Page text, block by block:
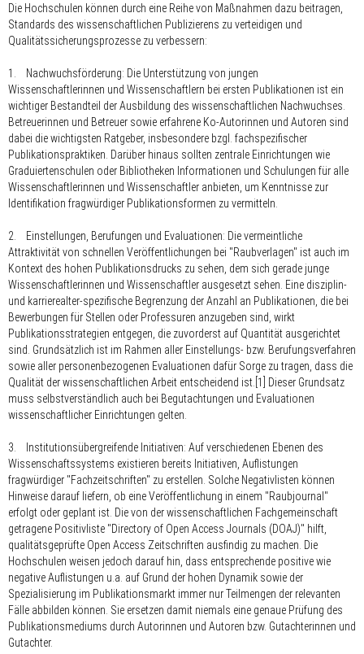
Die Hochschulen können durch eine Reihe von Maßnahmen dazu beitragen,
Standards des wissenschaftlichen Publizierens zu verteidigen und
Qualitätssicherungsprozesse zu verbessern:
1. Nachwuchsförderung: Die Unterstützung von jungen
Wissenschaftlerinnen und Wissenschaftlern bei ersten Publikationen ist ein
wichtiger Bestandteil der Ausbildung des wissenschaftlichen Nachwuchses.
Betreuerinnen und Betreuer sowie erfahrene Ko-Autorinnen und Autoren sind
dabei die wichtigsten Ratgeber, insbesondere bzgl. fachspezifischer
Publikationspraktiken. Darüber hinaus sollten zentrale Einrichtungen wie
Graduiertenschulen oder Bibliotheken Informationen und Schulungen für alle
Wissenschaftlerinnen und Wissenschaftler anbieten, um Kenntnisse zur
Identifikation fragwürdiger Publikationsformen zu vermitteln.
2. Einstellungen, Berufungen und Evaluationen: Die vermeintliche
Attraktivität von schnellen Veröffentlichungen bei "Raubverlagen" ist auch im
Kontext des hohen Publikationsdrucks zu sehen, dem sich gerade junge
Wissenschaftlerinnen und Wissenschaftler ausgesetzt sehen. Eine disziplin-
und karrierealter-spezifische Begrenzung der Anzahl an Publikationen, die bei
Bewerbungen für Stellen oder Professuren anzugeben sind, wirkt
Publikationsstrategien entgegen, die zuvorderst auf Quantität ausgerichtet
sind. Grundsätzlich ist im Rahmen aller Einstellungs- bzw. Berufungsverfahren
sowie aller personenbezogenen Evaluationen dafür Sorge zu tragen, dass die
Qualität der wissenschaftlichen Arbeit entscheidend ist.[1] Dieser Grundsatz
muss selbstverständlich auch bei Begutachtungen und Evaluationen
wissenschaftlicher Einrichtungen gelten.
3. Institutionsübergreifende Initiativen: Auf verschiedenen Ebenen des
Wissenschaftssystems existieren bereits Initiativen, Auflistungen
fragwürdiger "Fachzeitschriften" zu erstellen. Solche Negativlisten können
Hinweise darauf liefern, ob eine Veröffentlichung in einem "Raubjournal"
erfolgt oder geplant ist. Die von der wissenschaftlichen Fachgemeinschaft
getragene Positivliste "Directory of Open Access Journals (DOAJ)" hilft,
qualitätsgeprüfte Open Access Zeitschriften ausfindig zu machen. Die
Hochschulen weisen jedoch darauf hin, dass entsprechende positive wie
negative Auflistungen u.a. auf Grund der hohen Dynamik sowie der
Spezialisierung im Publikationsmarkt immer nur Teilmengen der relevanten
Fälle abbilden können. Sie ersetzen damit niemals eine genaue Prüfung des
Publikationsmediums durch Autorinnen und Autoren bzw. Gutachterinnen und
Gutachter.